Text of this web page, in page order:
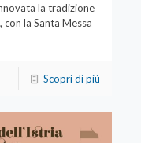
la tradizione
con la Santa Messa
Scopri di più